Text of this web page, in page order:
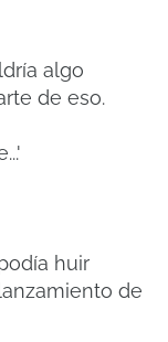
algo
de eso.
huir
de